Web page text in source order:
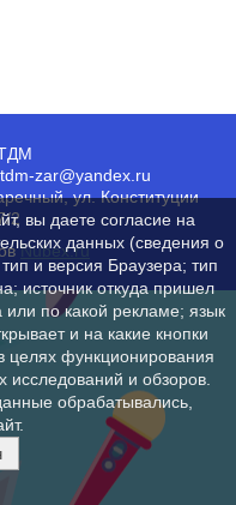
zar@yandex.ru
ул. Конституции
2
Nubex.ru
вы даете согласие на
данных (сведения о
и версия Браузера; тип
источник откуда пришел
или по какой рекламе; язык
и на какие кнопки
целях функционирования
исследований и обзоров.
обрабатывались,